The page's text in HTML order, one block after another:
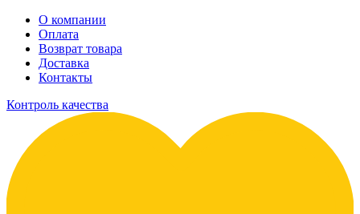
О компании
Оплата
Возврат товара
Доставка
Контакты
Контроль качества